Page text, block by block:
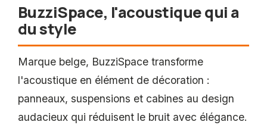
BuzziSpace, l'acoustique qui a
du style
Marque belge, BuzziSpace transforme
l'acoustique en élément de décoration :
panneaux, suspensions et cabines au design
audacieux qui réduisent le bruit avec élégance.